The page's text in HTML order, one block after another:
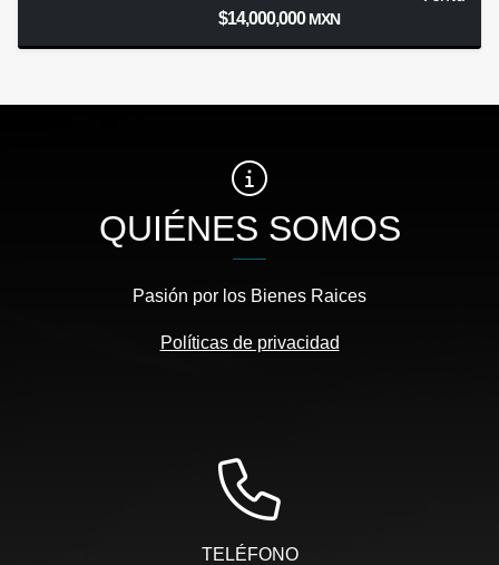
$14,000,000MXN
QUIÉNES SOMOS
Pasión por los Bienes Raices
Políticas de privacidad
TELÉFONO